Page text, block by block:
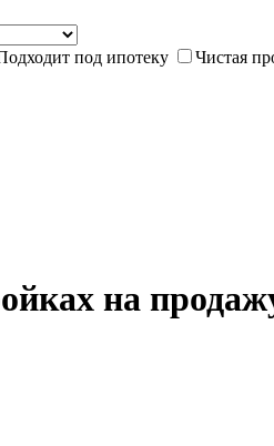
под ипотеку Чистая
на